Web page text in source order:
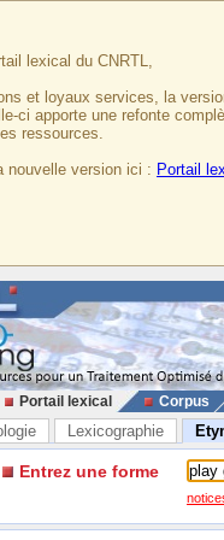
lexical du CNRTL,
et loyaux services, la
ci apporte une refonte
ressources.
nouvelle version ici : Portail
Portail lexical Corpus
Lexicographie
Entrez une forme